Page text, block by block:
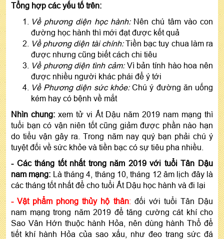
Tổng hợp các yếu tố trên:
Về phương diện học hành:Nên chú tâm vào con
đường học hành thì mới đạt được kết quả
Về phương diện tài chính:Tiền bạc tuy chua làm ra
được nhưng cũng biết cách chi tiêu
Về phương diện tình cảm:Vì bản tính hào hoa nên
được nhiều người khác phái để ý tới
Về Phương diện sức khỏe:Chú ý đường ăn uống
kém hay có bệnh về mắt
Nhìn chung:xem tử vi Ất Dậu năm 2019 nam mạng thì
tuổi bạn có vận niên tốt cũng giảm được phần nào hạn
do tiểu vận gây ra. Trong năm nay quý bạn phải chú ý
tuyệt đối về sức khỏe và tiền bạc có sự tiêu pha nhiều.
- Các tháng tốt nhất trong năm 2019 với tuổi Tân Dậu
nam mạng: Là tháng 4, tháng 10, tháng 12 âm lịch đây là
các tháng tốt nhất để cho tuổi Ất Dậu học hành và đi lại
-Vật phẩm phong thủy hộ thân: đối với tuổi Tân Dậu
nam mạng trong năm 2019 để tăng cường cát khí cho
Sao Vân Hớn thuộc hành Hỏa, nên dùng hành Thổ để
tiết khí hành Hỏa của sao xấu, như đeo trang sức đá